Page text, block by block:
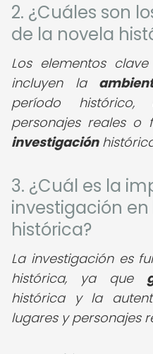
2. ¿Cuáles son
de la novela
Los elementos
incluyen la
período
personajes reales o
investigación
3. ¿Cuál es la
investigación
histórica?
La investigación es
histórica, ya que
histórica y la
lugares y personajes